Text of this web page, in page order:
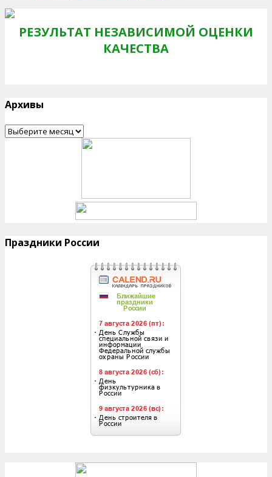
РЕЗУЛЬТАТ НЕЗАВИСИМОЙ ОЦЕНКИ
КАЧЕСТВА
Архивы
Архивы
Праздники России